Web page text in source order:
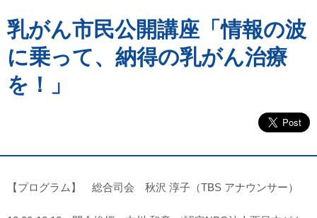
乳がん市民公開講座「情報の波
に乗って、納得の乳がん治療
を！」
【プログラム】 総合司会 秋沢 淳子（TBS アナウンサー）